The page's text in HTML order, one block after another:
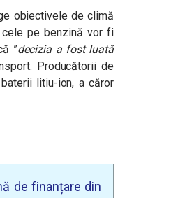
obiectivele de climă
cele pe benzină vor fi
”decizia a fost luată
Producătorii de
litiu-ion, a căror
de finanțare din